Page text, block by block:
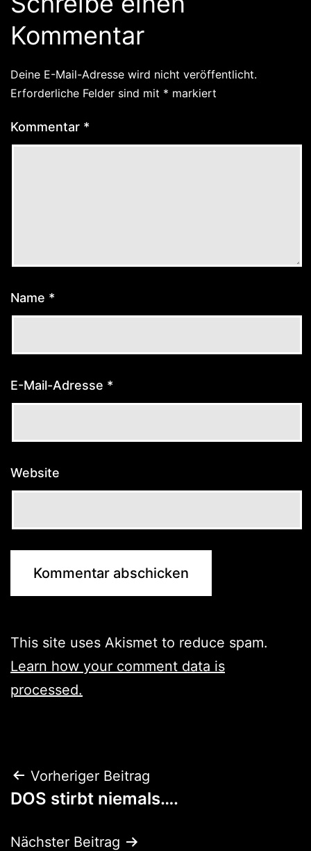
Kommentar
Deine E-Mail-Adresse wird nicht veröffentlicht.
Erforderliche Felder sind mit * markiert
Kommentar *
Name *
E-Mail-Adresse *
Website
This site uses Akismet to reduce spam.
Learn how your comment data is
processed.
Beitragsnavigation
Vorheriger Beitrag
DOS stirbt niemals….
Nächster Beitrag